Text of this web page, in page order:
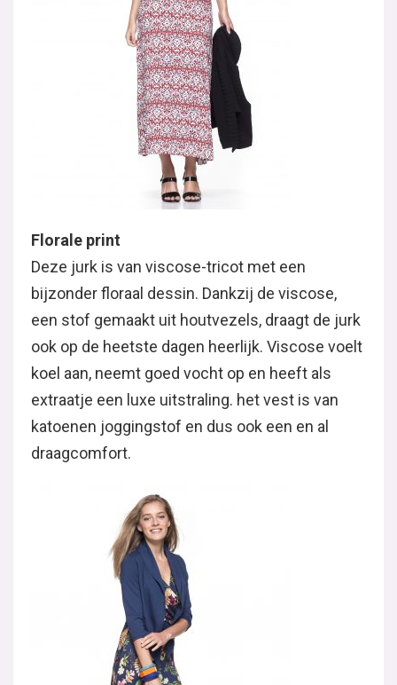
Florale print
Deze jurk is van viscose-tricot met een
bijzonder floraal dessin. Dankzij de viscose,
een stof gemaakt uit houtvezels, draagt de jurk
ook op de heetste dagen heerlijk. Viscose voelt
koel aan, neemt goed vocht op en heeft als
extraatje een luxe uitstraling. het vest is van
katoenen joggingstof en dus ook een en al
draagcomfort.